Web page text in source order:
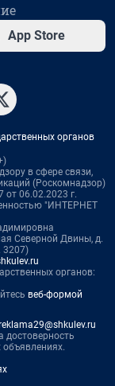
App Store
органов
в сфере связи,
(Роскомнадзор)
06.02.2023 г.
"ИНТЕРНЕТ
Северной Двины, д.
3207)
органов:
веб-формой
достоверность